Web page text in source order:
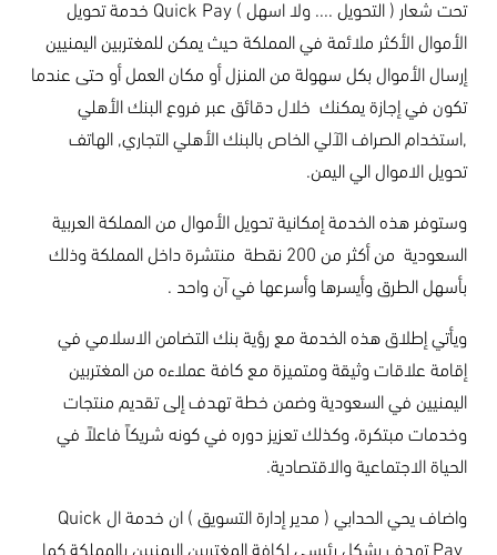
تحت شعار ( التحويل .... ولا اسهل ) Quick Pay خدمة تحويل
الأموال الأكثر ملائمة في المملكة حيث يمكن للمغتربين اليمنيين
إرسال الأموال بكل سهولة من المنزل أو مكان العمل أو حتى عندما
تكون في إجازة يمكنك خلال دقائق عبر فروع البنك الأهلي
,استخدام الصراف الآلي الخاص بالبنك الأهلي التجاري, الهاتف
تحويل الاموال الي اليمن.
وستوفر هذه الخدمة إمكانية تحويل الأموال من المملكة العربية
السعودية من أكثر من 200 نقطة منتشرة داخل المملكة وذلك
بأسهل الطرق وأيسرها وأسرعها في آن واحد .
ويأتي إطلاق هذه الخدمة مع رؤية بنك التضامن الاسلامي في
إقامة علاقات وثيقة ومتميزة مع كافة عملاءه من المغتربين
اليمنيين في السعودية وضمن خطة تهدف إلى تقديم منتجات
وخدمات مبتكرة، وكذلك تعزيز دوره في كونه شريكاً فاعلاً في
الحياة الاجتماعية والاقتصادية.
واضاف يحي الحدابي ( مدير إدارة التسويق ) ان خدمة ال Quick
Payتهدف بشكل رئيسي لكافة المغتربين اليمنيين بالمملكة كما